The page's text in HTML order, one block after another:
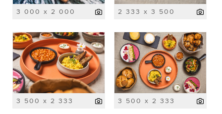
3 000 x 2 000 2 333 x 3 500
3 500 x 2 333 3 500 x 2 333